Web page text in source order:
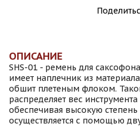
ОПИСАНИЕ
SHS-01 - ремень для
имеет наплечник из
обшит плетеным флоком.
распределяет вес
обеспечивая высокую
осуществляется с помощью